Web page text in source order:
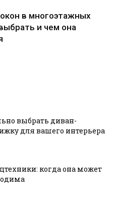
в многоэтажных
и чем она
выбрать диван-
для вашего интерьера
когда она может